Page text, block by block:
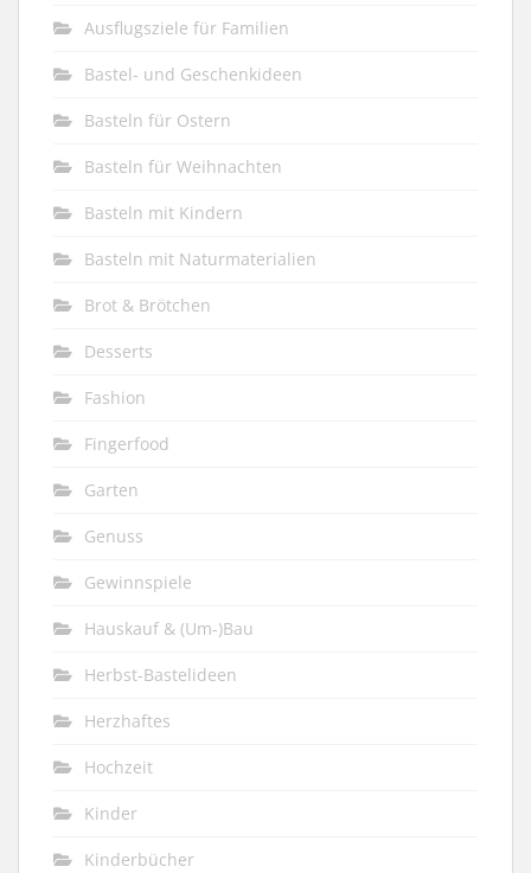
Ausflugsziele für Familien
Bastel- und Geschenkideen
Basteln für Ostern
Basteln für Weihnachten
Basteln mit Kindern
Basteln mit Naturmaterialien
Brot & Brötchen
Desserts
Fashion
Fingerfood
Garten
Genuss
Gewinnspiele
Hauskauf & (Um-)Bau
Herbst-Bastelideen
Herzhaftes
Hochzeit
Kinder
Kinderbücher